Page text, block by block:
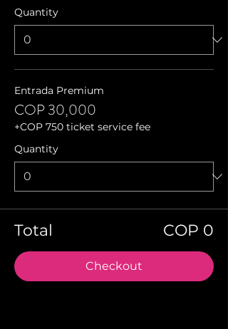
Quantity
Entrada Premium
COP 30,000
+COP 750 ticket service fee
Quantity
Total COP 0
Checkout